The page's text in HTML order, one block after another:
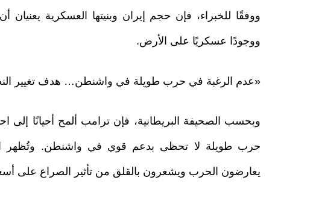
ووفقًا للخبراء، فإن حجم إيران وبنيتها العسكرية
ووجودًا عسكريًا على الأرض.
«عدم الرغبة في حرب طويلة في واشنطن… هدف تغيير
وبحسب الصحيفة البريطانية، فإن ترامب ألمح أحيانًا
حرب طويلة لا تحظى بدعم قوي في واشنطن. وتُظهر
يعارضون الحرب ويشعرون بالقلق من تأثير الصراع على